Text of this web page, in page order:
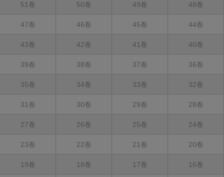
51卷 50卷 49卷 48卷
47卷 46卷 45卷 44卷
43卷 42卷 41卷 40卷
39卷 38卷 37卷 36卷
35卷 34卷 33卷 32卷
31卷 30卷 29卷 28卷
27卷 26卷 25卷 24卷
23卷 22卷 21卷 20卷
19卷 18卷 17卷 16卷